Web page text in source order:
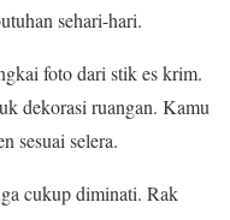
sehari-hari.
foto dari stik es krim.
dekorasi ruangan. Kamu
sesuai selera.
cukup diminati. Rak